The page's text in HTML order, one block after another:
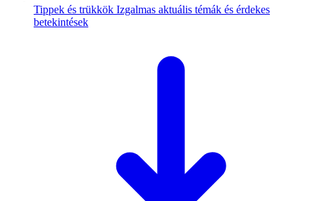
Tippek és trükkök Izgalmas aktuális témák és érdekes
betekintések